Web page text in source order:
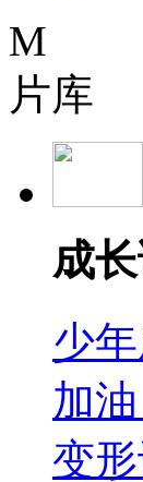
M
片库
成
少
加
变